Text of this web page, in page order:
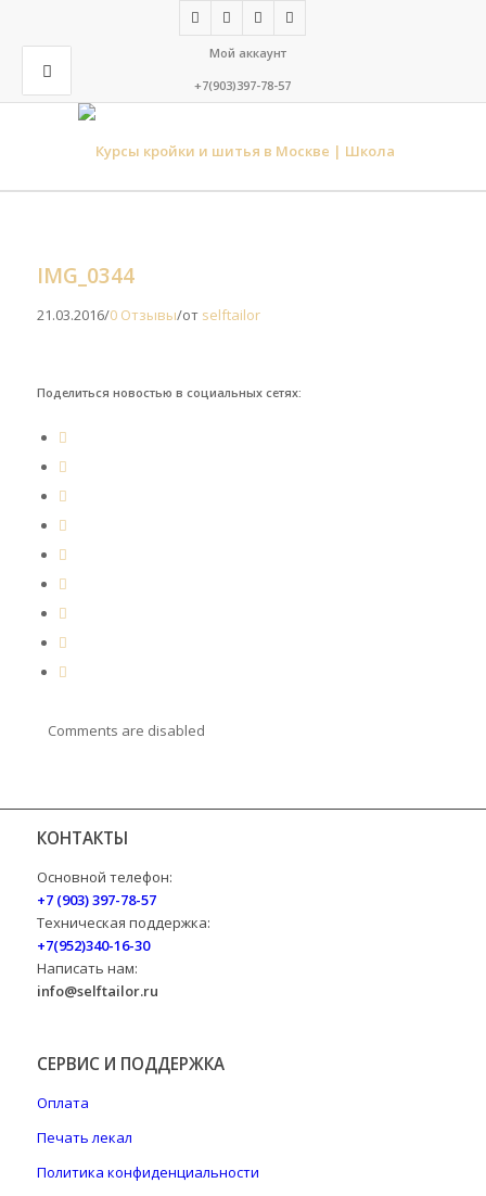
Мой аккаунт
+7(903)397-78-57
IMG_0344
21.03.2016/0 Отзывы/от selftailor
Поделиться новостью в социальных сетях:
Comments are disabled
КОНТАКТЫ
Основной телефон:
+7 (903) 397-78-57
Техническая поддержка:
+7(952)340-16-30
Написать нам:
info@selftailor.ru
СЕРВИС И ПОДДЕРЖКА
Оплата
Печать лекал
Политика конфиденциальности